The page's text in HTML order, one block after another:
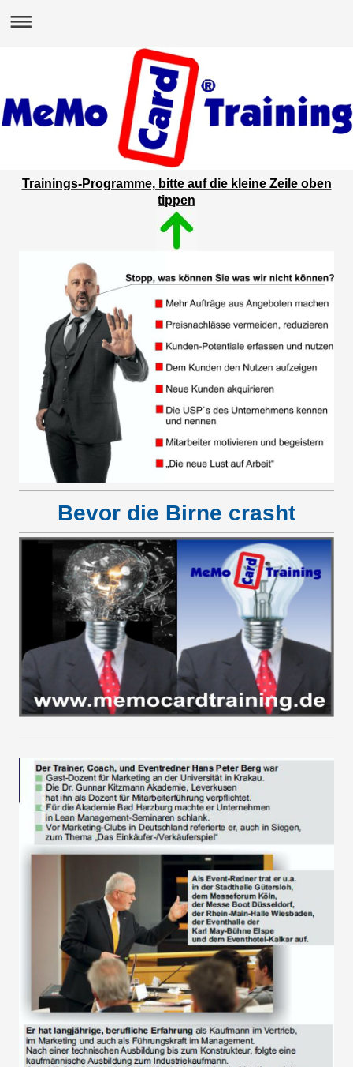
Trainings-Programme, bitte auf die kleine Zeile oben
tippen
Bevor die Birne crasht